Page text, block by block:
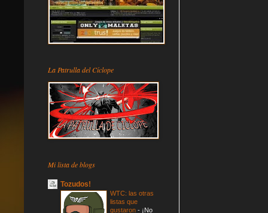
La Patrulla del Cíclope
Mi lista de blogs
Tozudos!
WTC: las otras
listas que
gustaron - ¡No